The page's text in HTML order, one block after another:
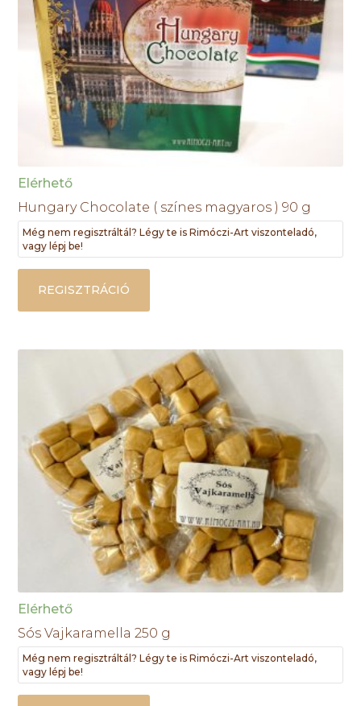
Elérhető
Hungary Chocolate ( színes magyaros ) 90 g
Még nem regisztráltál? Légy te is Rimóczi-Art viszonteladó,
vagy lépj be!
REGISZTRÁCIÓ
Elérhető
Sós Vajkaramella 250 g
Még nem regisztráltál? Légy te is Rimóczi-Art viszonteladó,
vagy lépj be!